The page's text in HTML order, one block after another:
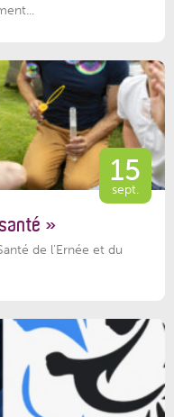
15
sept.
»
de l’Ernée et du